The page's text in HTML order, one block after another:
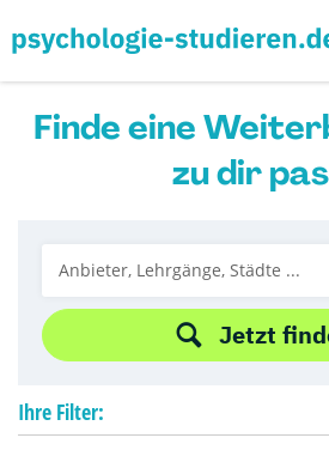
Finde eine
zu dir
Jetzt
Ihre Filter: